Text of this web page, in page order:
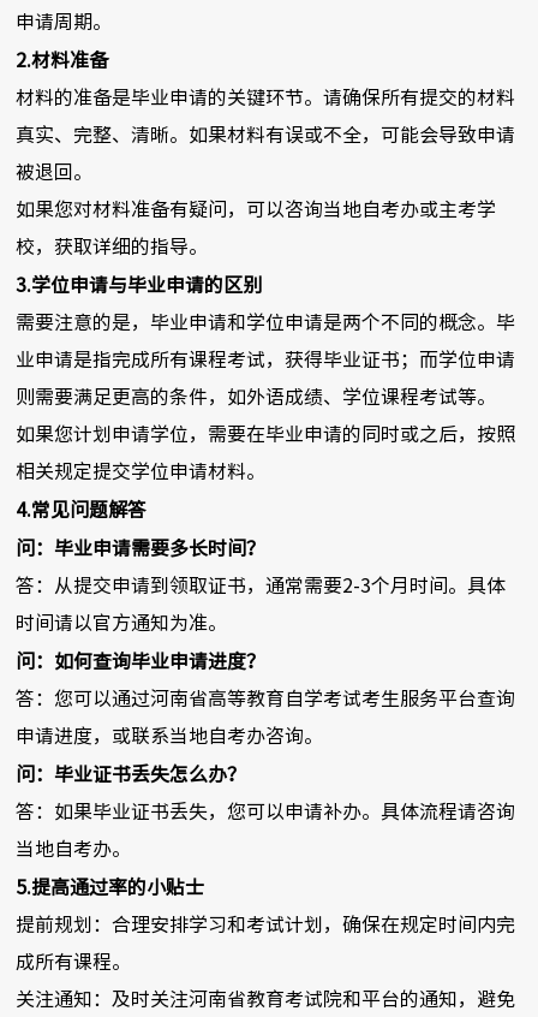
申请周期。
2.材料准备
材料的准备是毕业申请的关键环节。请确保所有提交的材料
真实、完整、清晰。如果材料有误或不全，可能会导致申请
被退回。
如果您对材料准备有疑问，可以咨询当地自考办或主考学
校，获取详细的指导。
3.学位申请与毕业申请的区别
需要注意的是，毕业申请和学位申请是两个不同的概念。毕
业申请是指完成所有课程考试，获得毕业证书；而学位申请
则需要满足更高的条件，如外语成绩、学位课程考试等。
如果您计划申请学位，需要在毕业申请的同时或之后，按照
相关规定提交学位申请材料。
4.常见问题解答
问：毕业申请需要多长时间？
答：从提交申请到领取证书，通常需要2-3个月时间。具体
时间请以官方通知为准。
问：如何查询毕业申请进度？
答：您可以通过河南省高等教育自学考试考生服务平台查询
申请进度，或联系当地自考办咨询。
问：毕业证书丢失怎么办？
答：如果毕业证书丢失，您可以申请补办。具体流程请咨询
当地自考办。
5.提高通过率的小贴士
提前规划：合理安排学习和考试计划，确保在规定时间内完
成所有课程。
关注通知：及时关注河南省教育考试院和平台的通知，避免